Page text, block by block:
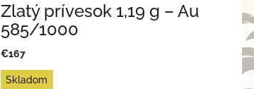
Zlatý prívesok 1,19 g – Au
585/1000
€167
Jednotková
cena:
Skladom